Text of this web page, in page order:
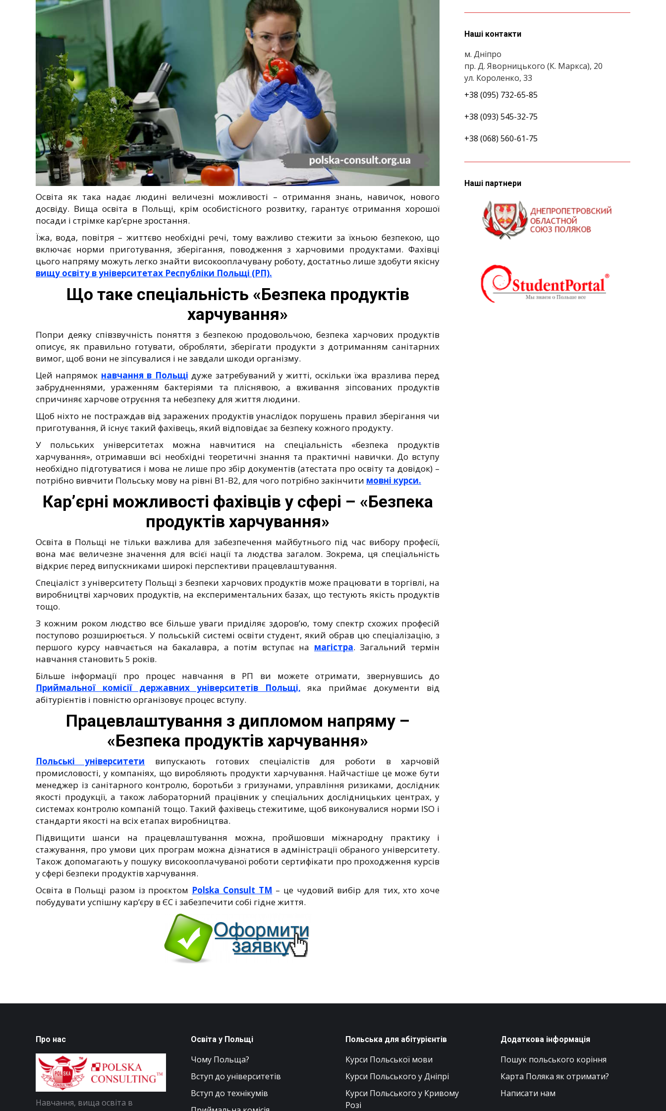
Освіта як така надає людині величезні можливості – отримання знань, навичок, нового
досвіду. Вища освіта в Польщі, крім особистісного розвитку, гарантує отримання хорошої
посади і стрімке кар’єрне зростання.
Їжа, вода, повітря – життєво необхідні речі, тому важливо стежити за їхньою безпекою, що
включає норми приготування, зберігання, поводження з харчовими продуктами. Фахівці
цього напряму можуть легко знайти високооплачувану роботу, достатньо лише здобути якісну
вищу освіту в університетах Республіки Польщі (РП).
Що таке спеціальність «Безпека продуктів
харчування»
Попри деяку співзвучність поняття з безпекою продовольчою, безпека харчових продуктів
описує, як правильно готувати, обробляти, зберігати продукти з дотриманням санітарних
вимог, щоб вони не зіпсувалися і не завдали шкоди організму.
Цей напрямок навчання в Польщі дуже затребуваний у житті, оскільки їжа вразлива перед
забрудненнями, ураженням бактеріями та пліснявою, а вживання зіпсованих продуктів
спричиняє харчове отруєння та небезпеку для життя людини.
Щоб ніхто не постраждав від заражених продуктів унаслідок порушень правил зберігання чи
приготування, й існує такий фахівець, який відповідає за безпеку кожного продукту.
У польських університетах можна навчитися на спеціальність «безпека продуктів
харчування», отримавши всі необхідні теоретичні знання та практичні навички. До вступу
необхідно підготуватися і мова не лише про збір документів (атестата про освіту та довідок) –
потрібно вивчити Польську мову на рівні В1-В2, для чого потрібно закінчити мовні курси.
Кар’єрні можливості фахівців у сфері – «Безпека
продуктів харчування»
Освіта в Польщі не тільки важлива для забезпечення майбутнього під час вибору професії,
вона має величезне значення для всієї нації та людства загалом. Зокрема, ця спеціальність
відкриє перед випускниками широкі перспективи працевлаштування.
Спеціаліст з університету Польщі з безпеки харчових продуктів може працювати в торгівлі, на
виробництві харчових продуктів, на експериментальних базах, що тестують якість продуктів
тощо.
З кожним роком людство все більше уваги приділяє здоров’ю, тому спектр схожих професій
поступово розширюється. У польській системі освіти студент, який обрав цю спеціалізацію, з
першого курсу навчається на бакалавра, а потім вступає на магістра. Загальний термін
навчання становить 5 років.
Більше інформації про процес навчання в РП ви можете отримати, звернувшись до
Приймальної комісії державних університетів Польщі, яка приймає документи від
абітурієнтів і повністю організовує процес вступу.
Працевлаштування з дипломом напряму –
«Безпека продуктів харчування»
Польські університети випускають готових спеціалістів для роботи в харчовій
промисловості, у компаніях, що виробляють продукти харчування. Найчастіше це може бути
менеджер із санітарного контролю, боротьби з гризунами, управління ризиками, дослідник
якості продукції, а також лабораторний працівник у спеціальних дослідницьких центрах, у
системах контролю компаній тощо. Такий фахівець стежитиме, щоб виконувалися норми ISO і
стандарти якості на всіх етапах виробництва.
Підвищити шанси на працевлаштування можна, пройшовши міжнародну практику і
стажування, про умови цих програм можна дізнатися в адміністрації обраного університету.
Також допомагають у пошуку високооплачуваної роботи сертифікати про проходження курсів
у сфері безпеки продуктів харчування.
Освіта в Польщі разом із проєктом Polska Consult TM – це чудовий вибір для тих, хто хоче
побудувати успішну кар’єру в ЄС і забезпечити собі гідне життя.
Наші контакти
м. Дніпро
пр. Д. Яворницького (К. Маркса), 20
ул. Короленко, 33
+38 (095) 732-65-85
+38 (093) 545-32-75
+38 (068) 560-61-75
Наші партнери
Про нас
Навчання, вища освіта в
Освіта у Польщі
Чому Польща?
Вступ до університетів
Вступ до технікумів
Польська для абітурієнтів
Курси Польської мови
Курси Польського у Дніпрі
Курси Польського у Кривому
Розі
Додаткова інформація
Пошук польського коріння
Карта Поляка як отримати?
Написати нам